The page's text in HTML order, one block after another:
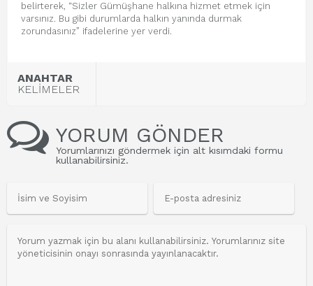
belirterek, “Sizler Gümüşhane halkına hizmet etmek için
varsınız. Bu gibi durumlarda halkın yanında durmak
zorundasınız” ifadelerine yer verdi.
ANAHTAR
KELİMELER
YORUM GÖNDER
Yorumlarınızı göndermek için alt kısımdaki formu
kullanabilirsiniz.